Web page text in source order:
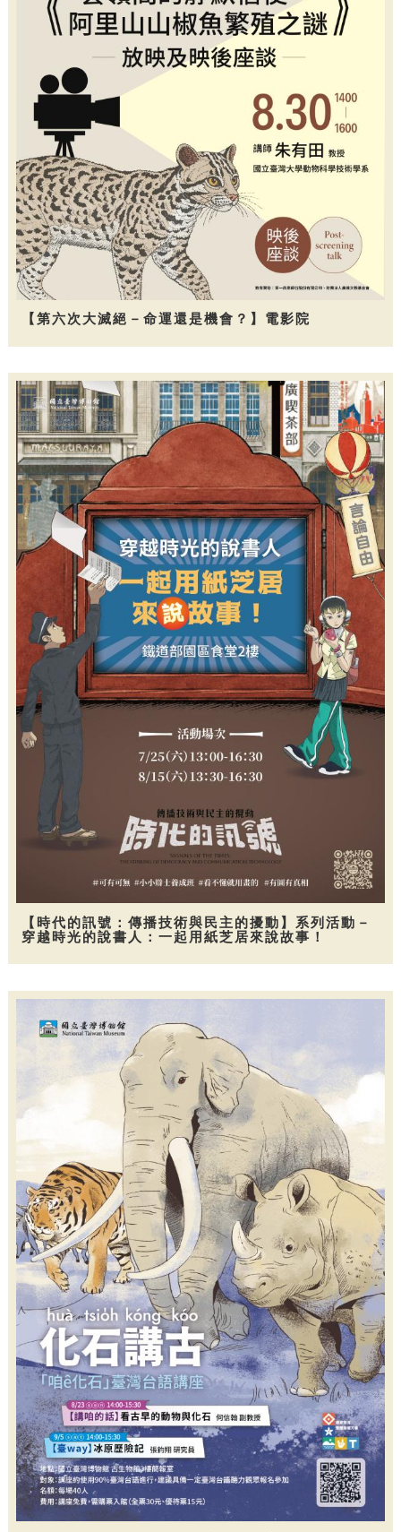
【第六次大滅絕－命運還是機會？】電影院
【時代的訊號：傳播技術與民主的擾動】系列活動－
穿越時光的說書人：一起用紙芝居來說故事！